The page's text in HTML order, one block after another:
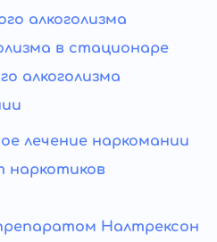
алкоголизма
в стационаре
алкоголизма
лечение наркомании
наркотиков
Налтрексон